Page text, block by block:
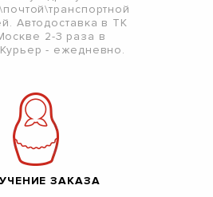
Автодоставка в ТК
2-3 раза в
- ежедневно.
ЗАКАЗА